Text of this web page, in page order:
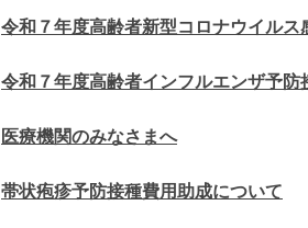
令和７年度高齢者新型コロナウイル
令和７年度高齢者インフルエンザ予防
医療機関のみなさまへ
帯状疱疹予防接種費用助成について